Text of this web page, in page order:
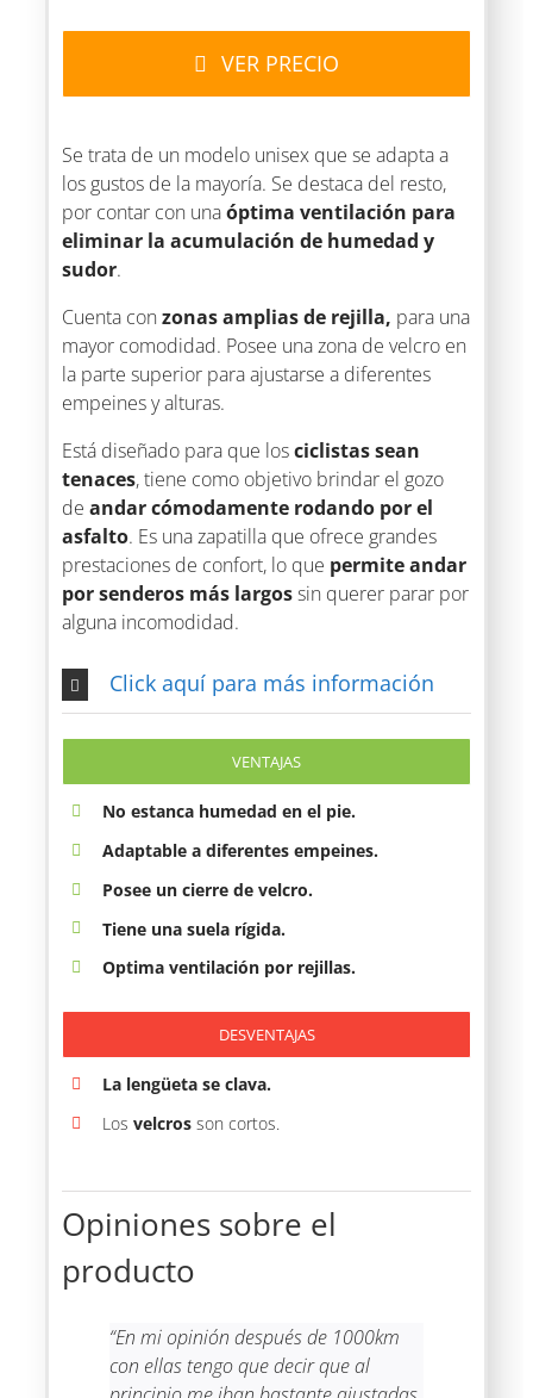
VER PRECIO
Se trata de un modelo unisex que se adapta a
los gustos de la mayoría. Se destaca del resto,
por contar con unaóptima ventilación para
eliminar la acumulación de humedad y
sudor.
Cuenta conzonas amplias de rejilla, para una
mayor comodidad. Posee una zona de velcro en
la parte superior para ajustarse a diferentes
empeines y alturas.
Está diseñado para que losciclistas sean
tenaces, tiene como objetivo brindar el gozo
deandar cómodamente rodando por el
asfalto. Es una zapatilla que ofrece grandes
prestaciones de confort, lo que permite andar
por senderos más largossin querer parar por
alguna incomodidad.
Click aquí para más información
VENTAJAS
No estanca humedad en el pie.
Adaptable a diferentes empeines.
Posee un cierre de velcro.
Tiene una suela rígida.
Optima ventilaciónpor rejillas.
DESVENTAJAS
La lengüeta se clava.
Los velcrosson cortos.
Opiniones sobre el
producto
“En mi opinión después de 1000km
con ellas tengo que decir que al